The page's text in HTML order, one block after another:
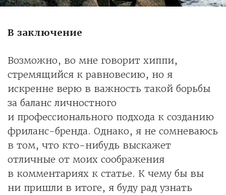
В заключение
Возможно, во мне говорит хиппи,
стремящийся к равновесию, но я
искренне верю в важность такой борьбы
за баланс личностного
и профессионального подхода к созданию
фриланс-бренда. Однако, я не сомневаюсь
в том, что кто-нибудь выскажет
отличные от моих соображения
в комментариях к статье. К чему бы вы
ни пришли в итоге, я буду рад узнать